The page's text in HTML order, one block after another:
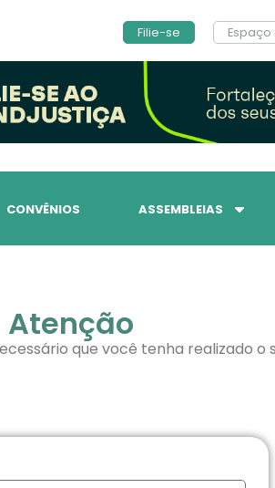
Filie-se
CONVÊNIOS ASSEMBLEIAS
Atenção
que você tenha realizado o